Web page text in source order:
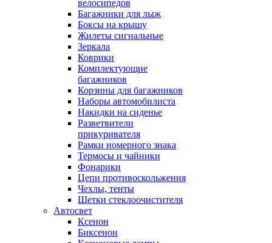
велосипедов
Багажники для лыж
Боксы на крышу
Жилеты сигнальные
Зеркала
Коврики
Комплектующие
багажников
Корзины для багажников
Наборы автомобилиста
Накидки на сиденье
Разветвители
прикуривателя
Рамки номерного знака
Термосы и чайники
Фонарики
Цепи противоскольжения
Чехлы, тенты
Щетки стеклоочистителя
Автосвет
Ксенон
Биксенон